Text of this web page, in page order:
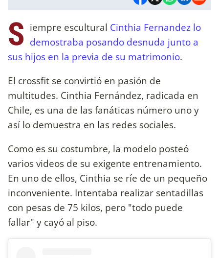
S iempre escultural Cinthia Fernandez lo
demostraba posando desnuda junto a
sus hijos en la previa de su matrimonio.
El crossfit se convirtió en pasión de
multitudes. Cinthia Fernández, radicada en
Chile, es una de las fanáticas número uno y
así lo demuestra en las redes sociales.
Como es su costumbre, la modelo posteó
varios videos de su exigente entrenamiento.
En uno de ellos, Cinthia se ríe de un pequeño
inconveniente. Intentaba realizar sentadillas
con pesas de 75 kilos, pero "todo puede
fallar" y cayó al piso.